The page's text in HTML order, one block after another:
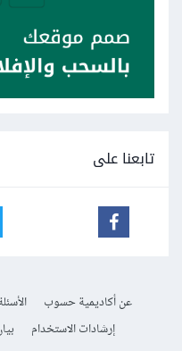
تابعنا على
عن أكاديمية حسوب
إرشادات الاستخدام